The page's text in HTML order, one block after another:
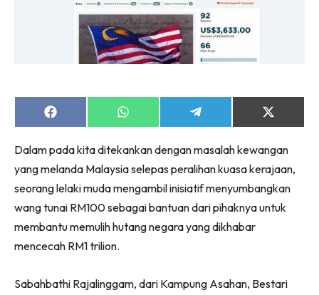
Share
on
Share
on
Share
on
Share
on
(Twitter)
Dalam pada kita ditekankan dengan masalah kewangan
yang melanda Malaysia selepas peralihan kuasa kerajaan,
seorang lelaki muda mengambil inisiatif menyumbangkan
wang tunai RM100 sebagai bantuan dari pihaknya untuk
membantu memulih hutang negara yang dikhabar
mencecah RM1 trilion.
Sabahbathi Rajalinggam, dari Kampung Asahan, Bestari